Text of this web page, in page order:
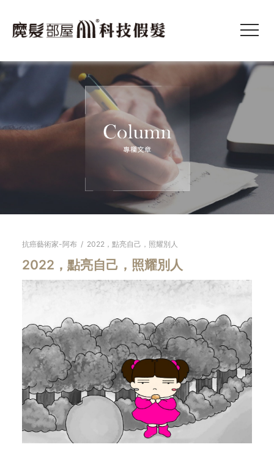
抗癌藝術家-阿布 / 2022，點亮自己，照耀別人
2022，點亮自己，照耀別人